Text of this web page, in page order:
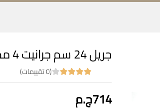
جريل 24 سم جرانيت 4 مم Kazan / Viola
(0 تقييمات)
714ج.م